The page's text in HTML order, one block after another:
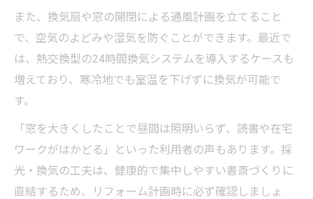
また、換気扇や窓の開閉による通風計画を立てること
で、空気のよどみや湿気を防ぐことができます。最近で
は、熱交換型の24時間換気システムを導入するケースも
増えており、寒冷地でも室温を下げずに換気が可能で
す。
「窓を大きくしたことで昼間は照明いらず、読書や在宅
ワークがはかどる」といった利用者の声もあります。採
光・換気の工夫は、健康的で集中しやすい書斎づくりに
直結するため、リフォーム計画時に必ず確認しましょ